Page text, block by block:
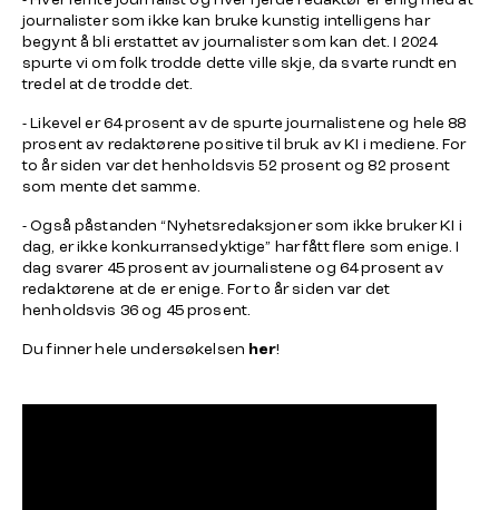
journalister som ikke kan bruke kunstig intelligens har
begynt å bli erstattet av journalister som kan det. I 2024
spurte vi om folk trodde dette ville skje, da svarte rundt en
tredel at de trodde det.
- Likevel er 64 prosent av de spurte journalistene og hele 88
prosent av redaktørene positive til bruk av KI i mediene. For
to år siden var det henholdsvis 52 prosent og 82 prosent
som mente det samme.
- Også påstanden “Nyhetsredaksjoner som ikke bruker KI i
dag, er ikke konkurransedyktige” har fått flere som enige. I
dag svarer 45 prosent av journalistene og 64 prosent av
redaktørene at de er enige. For to år siden var det
henholdsvis 36 og 45 prosent.
Du finner hele undersøkelsen her!